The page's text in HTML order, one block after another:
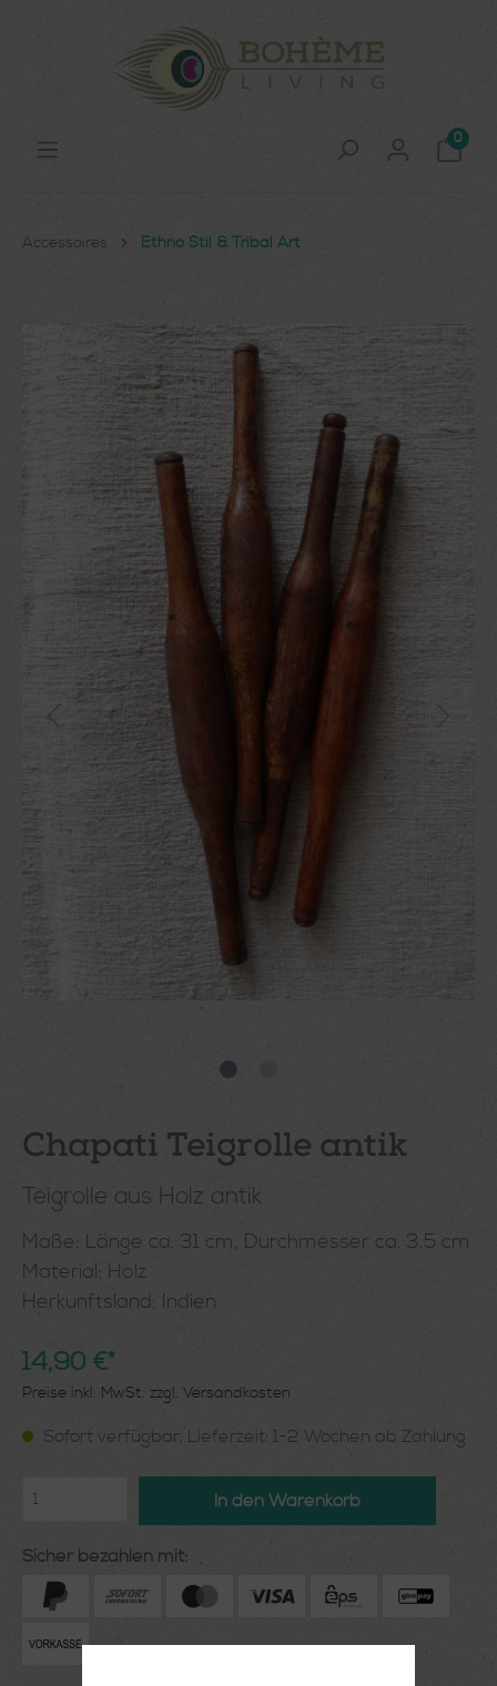
0
Accessoires Ethno Stil & Tribal Art
Chapati Teigrolle antik
Teigrolle aus Holz antik
Maße: Länge ca. 31 cm, Durchmesser ca. 3,5 cm
Material: Holz
Herkunftsland: Indien
14,90 €*
Preise inkl. MwSt. zzgl. Versandkosten
Sofort verfügbar, Lieferzeit: 1-2 Wochen ab Zahlung
In den Warenkorb
Sicher bezahlen mit: